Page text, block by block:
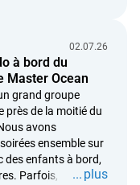
romantique.
passer du
chose de nos
originale à
pour une
le choix
02.07.26
à bord du
Master Ocean
grand groupe
près de la moitié du
avons
ensemble sur
des enfants à bord,
Parfois, nousplus